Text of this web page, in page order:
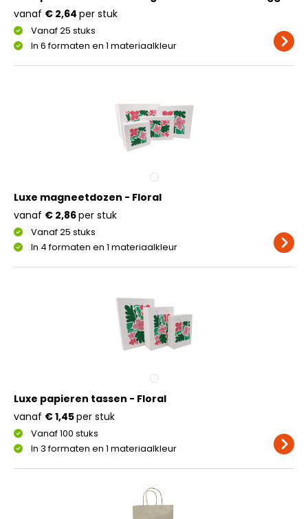
Vanaf 25 stuks
In 6 formaten en 1 materiaalkleur
vanaf € 2,64 per stuk
Luxe magneetdozen - Floral
Vanaf 25 stuks
In 4 formaten en 1 materiaalkleur
vanaf € 2,86per stuk
Luxe papieren tassen - Floral
Vanaf 100 stuks
In 3 formaten en 1 materiaalkleur
vanaf € 1,45per stuk